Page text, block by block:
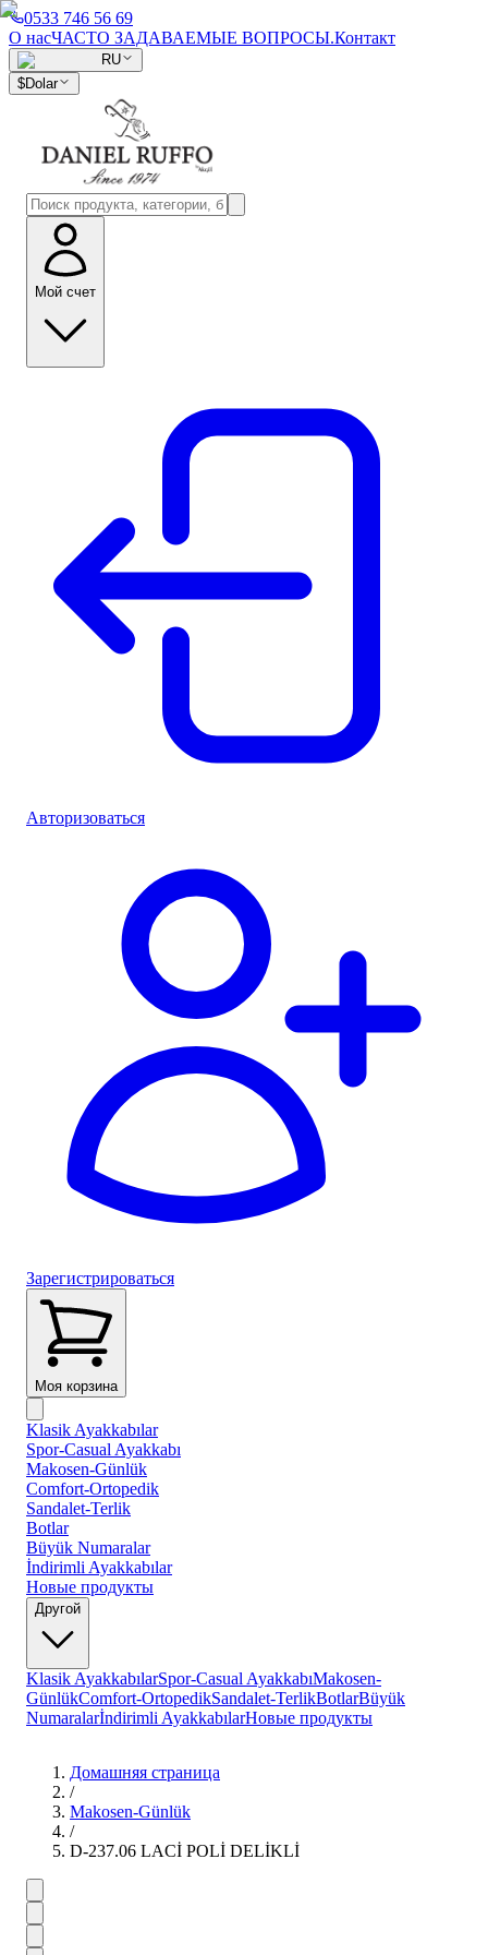
0533 746 56 69
О насЧАСТО ЗАДАВАЕМЫЕ ВОПРОСЫ.Контакт
RU
$Dolar
Мой счет
Авторизоваться
Зарегистрироваться
Моя корзина
Klasik Ayakkabılar
Spor-Casual Ayakkabı
Makosen-Günlük
Comfort-Ortopedik
Sandalet-Terlik
Botlar
Büyük Numaralar
İndirimli Ayakkabılar
Новые продукты
Другой
Klasik AyakkabılarSpor-Casual AyakkabıMakosen-
GünlükComfort-OrtopedikSandalet-TerlikBotlarBüyük
Numaralarİndirimli AyakkabılarНовые продукты
Домашняя страница
/
Makosen-Günlük
/
D-237.06 LACİ POLİ DELİKLİ